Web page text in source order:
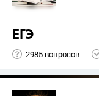
ЕГЭ
2985 вопросов